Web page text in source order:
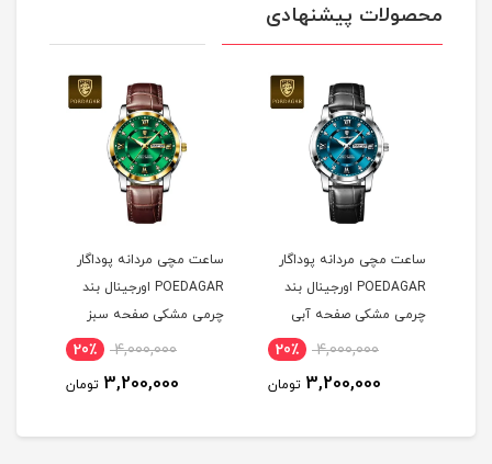
محصولات پیشنهادی
ساعت مچی مردانه پوداگار
POEDAGAR اورجينال بند
چرمی مشکی صفحه آبی
نسخه اروپايی4,000,000 20٪
3,200,000 تومان
ساعت مچی مردانه پوداگار
POEDAGAR اورجينال بند
چرمی مشکی صفحه سبز
نسخه اروپايی4,000,000 20٪
3,200,000 تومان